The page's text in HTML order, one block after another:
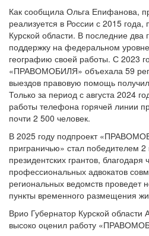
Как сообщила Ольга Епифанова,
реализуется в России с 2015
Курской области. В последние два
поддержку на федеральном
географию своей работы. С 2023
«ПРАВОМОБИЛЯ» объехала 59
выездов правовую помощь
Только за период с августа 2024
работы телефона горячей линии
почти 2 500 человек.
В 2025 году подпроект
приграничью» стал победителем
президентских грантов,
профессиональных адвокатов
региональных ведомств проведет
пункты временного размещения
Врио Губернатор Курской области
высоко оценил работу